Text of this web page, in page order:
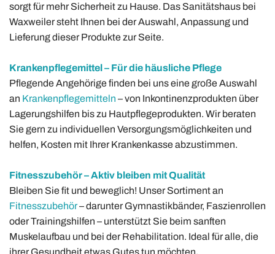
sorgt für mehr Sicherheit zu Hause. Das Sanitätshaus bei
Waxweiler steht Ihnen bei der Auswahl, Anpassung und
Lieferung dieser Produkte zur Seite.
Krankenpflegemittel – Für die häusliche Pflege
Pflegende Angehörige finden bei uns eine große Auswahl
an Krankenpflegemitteln – von Inkontinenzprodukten über
Lagerungshilfen bis zu Hautpflegeprodukten. Wir beraten
Sie gern zu individuellen Versorgungsmöglichkeiten und
helfen, Kosten mit Ihrer Krankenkasse abzustimmen.
Fitnesszubehör – Aktiv bleiben mit Qualität
Bleiben Sie fit und beweglich! Unser Sortiment an
Fitnesszubehör– darunter Gymnastikbänder, Faszienrollen
oder Trainingshilfen – unterstützt Sie beim sanften
Muskelaufbau und bei der Rehabilitation. Ideal für alle, die
ihrer Gesundheit etwas Gutes tun möchten.